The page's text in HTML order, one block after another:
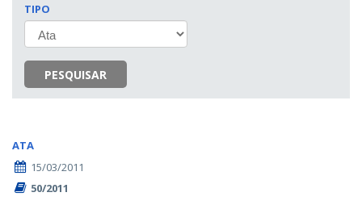
TIPO
PESQUISAR
ATA
15/03/2011
50/2011